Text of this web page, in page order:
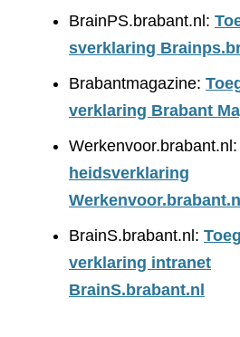
BrainPS.brabant.nl:
sverklaring
Brabantmagazine:
verklaring Brabant
Werkenvoor.brabant.nl:
heidsverklaring
Werkenvoor.brabant.nl
BrainS.brabant.nl:
verklaring intranet
BrainS.brabant.nl